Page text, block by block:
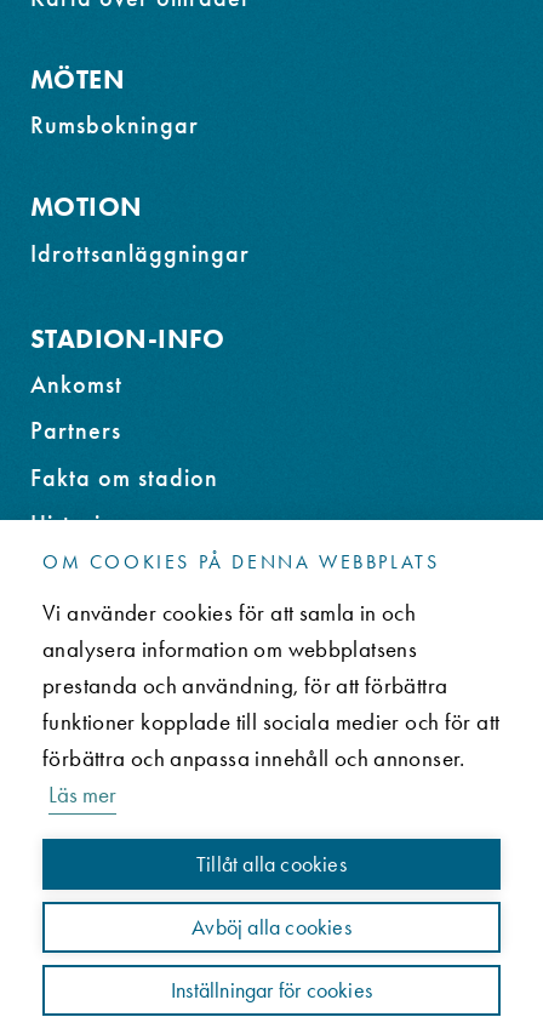
MÖTEN
Rumsbokningar
MOTION
Idrottsanläggningar
STADION-INFO
Ankomst
Partners
Fakta om stadion
Historia
Miljöprogram
Stadionstiftelsen
Rekord
Lokalerna
KONTAKT
Olympiastadions vanliga frågor
Integritetspolicy (en)
Paavo Nurmis väg 1, 00250 Helsingfors
Info tel. 050 3431619
OM COOKIES PÅ DENNA WEBBPLATS
Vi använder cookies för att samla in och
analysera information om webbplatsens
prestanda och användning, för att förbättra
funktioner kopplade till sociala medier och för att
förbättra och anpassa innehåll och annonser.
Läs mer
Inställningar för cookies
Avböj alla cookies
Tillåt alla cookies